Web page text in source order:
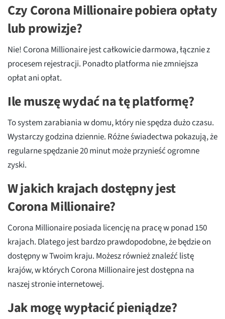
Czy Corona Millionaire pobiera opłaty
lub prowizje?
Nie! Corona Millionaire jest całkowicie darmowa, łącznie z
procesem rejestracji. Ponadto platforma nie zmniejsza
opłat ani opłat.
Ile muszę wydać na tę platformę?
To system zarabiania w domu, który nie spędza dużo czasu.
Wystarczy godzina dziennie. Różne świadectwa pokazują, że
regularne spędzanie 20 minut może przynieść ogromne
zyski.
W jakich krajach dostępny jest
Corona Millionaire?
Corona Millionaire posiada licencję na pracę w ponad 150
krajach. Dlatego jest bardzo prawdopodobne, że będzie on
dostępny w Twoim kraju. Możesz również znaleźć listę
krajów, w których Corona Millionaire jest dostępna na
naszej stronie internetowej.
Jak mogę wypłacić pieniądze?